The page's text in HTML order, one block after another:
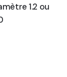
1.2 ou